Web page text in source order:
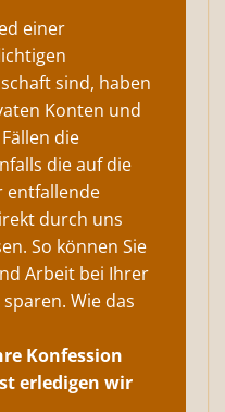
einer
sind, haben
Konten und
die
die auf die
entfallende
durch uns
So können Sie
Arbeit bei Ihrer
Wie das
Konfession
erledigen wir